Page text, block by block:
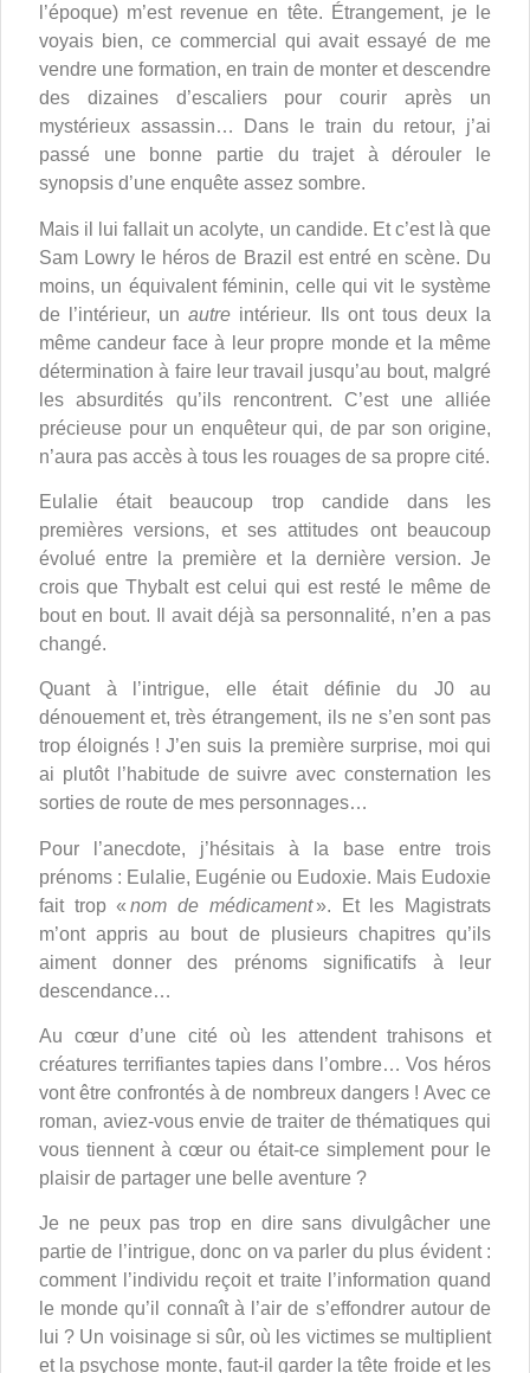
l’époque) m’est revenue en tête. Étrangement, je le
voyais bien, ce commercial qui avait essayé de me
vendre une formation, en train de monter et descendre
des dizaines d’escaliers pour courir après un
mystérieux assassin… Dans le train du retour, j’ai
passé une bonne partie du trajet à dérouler le
synopsis d’une enquête assez sombre.
Mais il lui fallait un acolyte, un candide. Et c’est là que
Sam Lowry le héros de Brazil est entré en scène. Du
moins, un équivalent féminin, celle qui vit le système
de l’intérieur, unautre intérieur. Ils ont tous deux la
même candeur face à leur propre monde et la même
détermination à faire leur travail jusqu’au bout, malgré
les absurdités qu’ils rencontrent. C’est une alliée
précieuse pour un enquêteur qui, de par son origine,
n’aura pas accès à tous les rouages de sa propre cité.
Eulalie était beaucoup trop candide dans les
premières versions, et ses attitudes ont beaucoup
évolué entre la première et la dernière version. Je
crois que Thybalt est celui qui est resté le même de
bout en bout. Il avait déjà sa personnalité, n’en a pas
changé.
Quant à l’intrigue, elle était définie du J0 au
dénouement et, très étrangement, ils ne s’en sont pas
trop éloignés ! J’en suis la première surprise, moi qui
ai plutôt l’habitude de suivre avec consternation les
sorties de route de mes personnages…
Pour l’anecdote, j’hésitais à la base entre trois
prénoms : Eulalie, Eugénie ou Eudoxie. Mais Eudoxie
fait trop «nom de médicament». Et les Magistrats
m’ont appris au bout de plusieurs chapitres qu’ils
aiment donner des prénoms significatifs à leur
descendance…
Au cœur d’une cité où les attendent trahisons et
créatures terrifiantes tapies dans l’ombre… Vos héros
vont être confrontés à de nombreux dangers ! Avec ce
roman, aviez-vous envie de traiter de thématiques qui
vous tiennent à cœur ou était-ce simplement pour le
plaisir de partager une belle aventure ?
Je ne peux pas trop en dire sans divulgâcher une
partie de l’intrigue, donc on va parler du plus évident :
comment l’individu reçoit et traite l’information quand
le monde qu’il connaît à l’air de s’effondrer autour de
lui ? Un voisinage si sûr, où les victimes se multiplient
et la psychose monte, faut-il garder la tête froide et les